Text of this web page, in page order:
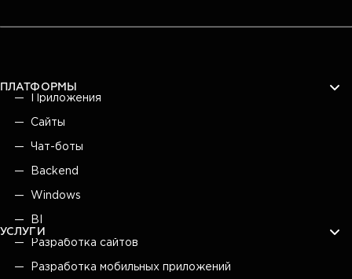
ПЛАТФОРМЫ
Приложения
Сайты
Чат-боты
Backend
Windows
BI
УСЛУГИ
Разработка сайтов
Разработка мобильных приложений